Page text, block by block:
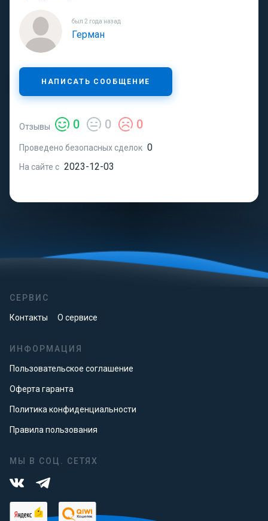
был 2 года назад
Герман
НАПИСАТЬ СООБЩЕНИЕ
Отзывы 0 0 0
Проведено безопасных сделок 0
На сайте с 2023-12-03
СЕРВИС
Контакты О сервисе
ИНФОРМАЦИЯ
Пользовательское соглашение
Оферта гаранта
Политика конфиденциальности
Правила пользования
МЫ В СОЦ. СЕТЯХ